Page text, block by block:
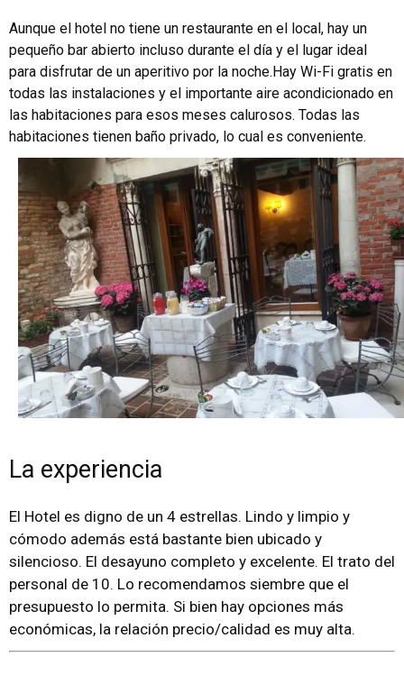
Aunque el hotel no tiene un restaurante en el local, hay un
pequeño bar abierto incluso durante el día y el lugar ideal
para disfrutar de un aperitivo por la noche.Hay Wi-Fi gratis en
todas las instalaciones y el importante aire acondicionado en
las habitaciones para esos meses calurosos. Todas las
habitaciones tienen baño privado, lo cual es conveniente.
La experiencia
El Hotel es digno de un 4 estrellas. Lindo y limpio y
cómodo además está bastante bien ubicado y
silencioso. El desayuno completo y excelente. El trato del
personal de 10. Lo recomendamos siembre que el
presupuesto lo permita. Si bien hay opciones más
económicas, la relación precio/calidad es muy alta.